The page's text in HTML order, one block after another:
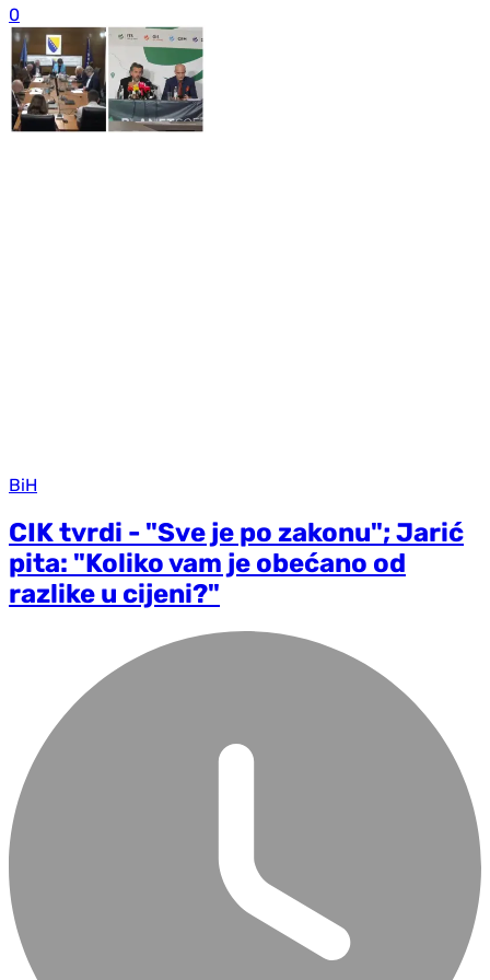
0
BiH
CIK tvrdi - "Sve je po zakonu"; Jarić
pita: "Koliko vam je obećano od
razlike u cijeni?"